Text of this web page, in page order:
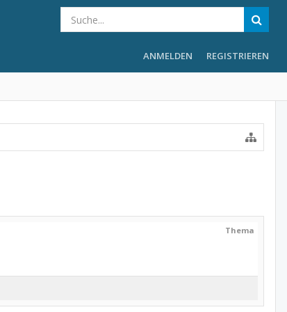
ANMELDEN REGISTRIEREN
Thema